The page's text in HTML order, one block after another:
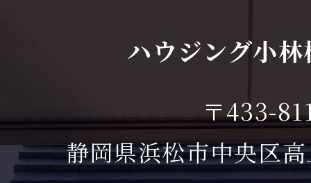
ハウジング小
〒433-
静岡県浜松市中央区